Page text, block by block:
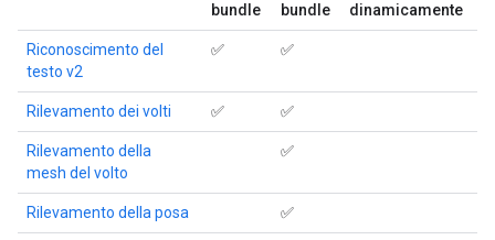
bundle
bundle
dinamicamente
Riconoscimento del
testo v2
✅ ✅
Rilevamento dei volti ✅ ✅
Rilevamento della
mesh del volto
✅
Rilevamento della posa ✅